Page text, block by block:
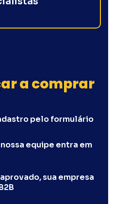
a comprar
pelo formulário
nossa equipe entra em
sua empresa